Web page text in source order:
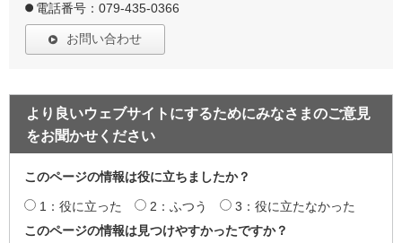
電話番号：079-435-0366
お問い合わせ
より良いウェブサイトにするためにみなさまのご意見
をお聞かせください
このページの情報は役に立ちましたか？
1：役に立った 2：ふつう
3：役に立たなかった
このページの情報は見つけやすかったですか？